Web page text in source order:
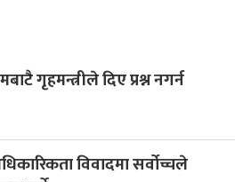
गृहमन्त्रीले दिए प्रश्न नगर्न
विवादमा सर्वोच्चले